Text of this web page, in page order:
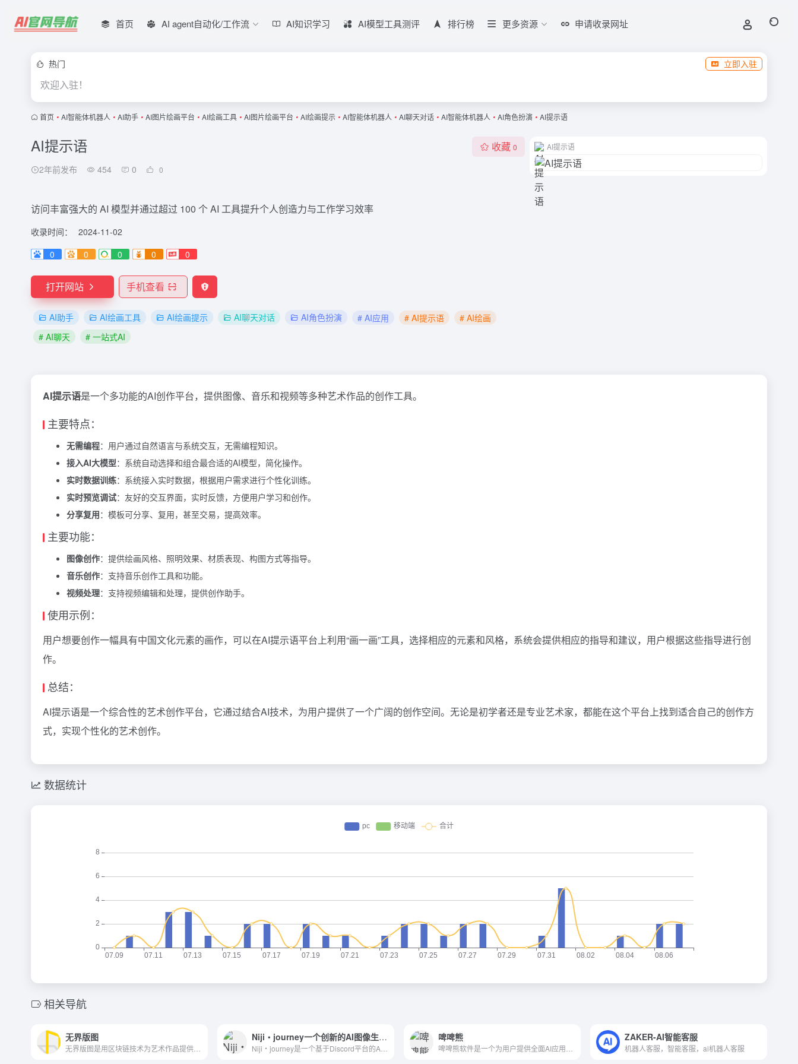
首页 AI agent自动化/工作流 AI知识学习 AI模型工具测评 排行榜 更多资源 申请收录网址
热门 立即入驻
欢迎入驻！
首页 • AI智能体机器人 • AI助手 • AI图片绘画平台 • AI绘画工具 • AI图片绘画平台 • AI绘画提示 • AI智能体机器人 • AI聊天对话 • AI智能体机器人 • AI角色扮演 • AI提示语
AI提示语
2年前发布 454 0 0
收藏 0
访问丰富强大的 AI 模型并通过超过 100 个 AI 工具提升个人创造力与工作学习效率
收录时间：
2024-11-02
0
0 0 0 0
打开网站 手机查看
AI助手 AI绘画工具 AI绘画提示 AI聊天对话 AI角色扮演 # AI应用 # AI提示语
# AI绘画
# AI聊天
# 一站式AI
AI提示语
AI提示语是一个多功能的AI创作平台，提供图像、音乐和视频等多种艺术作品的创作工具。
主要特点：
无需编程：用户通过自然语言与系统交互，无需编程知识。
接入AI大模型：系统自动选择和组合最合适的AI模型，简化操作。
实时数据训练：系统接入实时数据，根据用户需求进行个性化训练。
实时预览调试：友好的交互界面，实时反馈，方便用户学习和创作。
分享复用：模板可分享、复用，甚至交易，提高效率。
主要功能：
图像创作：提供绘画风格、照明效果、材质表现、构图方式等指导。
音乐创作：支持音乐创作工具和功能。
视频处理：支持视频编辑和处理，提供创作助手。
使用示例：
用户想要创作一幅具有中国文化元素的画作，可以在AI提示语平台上利用“画一画”工具，选择相应的元素和风格，系统会提供相应的指导和建议，用户根据这些指导进行创
作。
总结：
AI提示语是一个综合性的艺术创作平台，它通过结合AI技术，为用户提供了一个广阔的创作空间。无论是初学者还是专业艺术家，都能在这个平台上找到适合自己的创作方
式，实现个性化的艺术创作。
数据统计
相关导航
无界版图 Niji・journey一个创新的AI图像生成工具 啤啤熊 ZAKER-AI智能客服
机器人客服，智能客服，ai机器人客服